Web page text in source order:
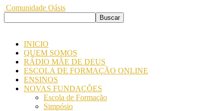
Comunidade Oásis
INICIO
QUEM SOMOS
RÁDIO MÃE DE DEUS
ESCOLA DE FORMAÇÃO ONLINE
ENSINOS
NOVAS FUNDAÇÕES
Escola de Formação
Simpósio